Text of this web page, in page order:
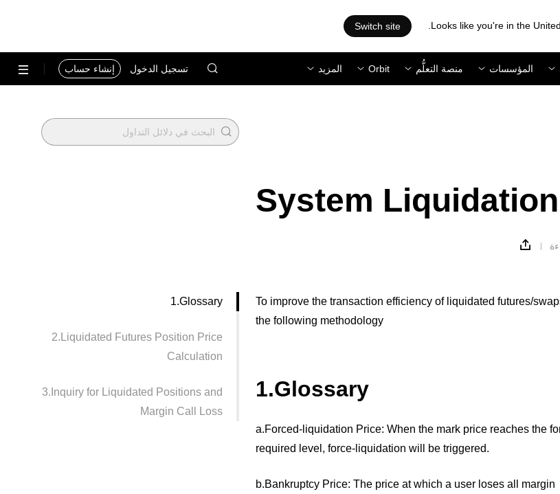
Looks like you're in the
Switch site
المؤسسات منصة التعلُّم Orbit المزيد تسجيل الدخول إنشاء حساب
System
To improve the transaction efficiency of liquidated futures/
the following methodology
1.Glossary
a.Forced-liquidation Price: When the mark price reaches the
required level, force-liquidation will be triggered.
b.Bankruptcy Price: The price at which a user loses all margin
1.Glossary
2.Liquidated Futures Position Price
Calculation
3.Inquiry for Liquidated Positions and
Margin Call Loss